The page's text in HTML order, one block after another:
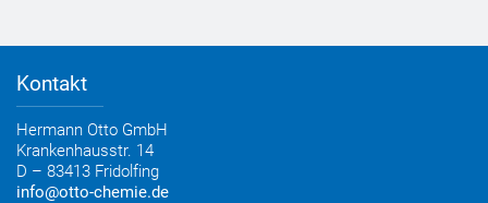
Verbrauchsrechner
Medienportal
Bestelloptionen
Elektronischer Rechnungsversand
Entsorgung & Verpackungsrücknahme
Kontakt
Hermann Otto GmbH
Krankenhausstr. 14
D – 83413 Fridolfing
info@otto-chemie.de